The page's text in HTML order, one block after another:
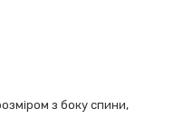
з боку спини,